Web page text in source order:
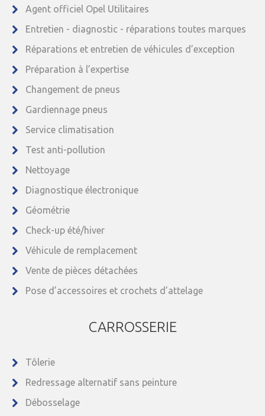
Agent officiel Opel Utilitaires
Entretien - diagnostic - réparations toutes marques
Réparations et entretien de véhicules d’exception
Préparation à l’expertise
Changement de pneus
Gardiennage pneus
Service climatisation
Test anti-pollution
Nettoyage
Diagnostique électronique
Géométrie
Check-up été/hiver
Véhicule de remplacement
Vente de pièces détachées
Pose d’accessoires et crochets d’attelage
CARROSSERIE
Tôlerie
Redressage alternatif sans peinture
Débosselage